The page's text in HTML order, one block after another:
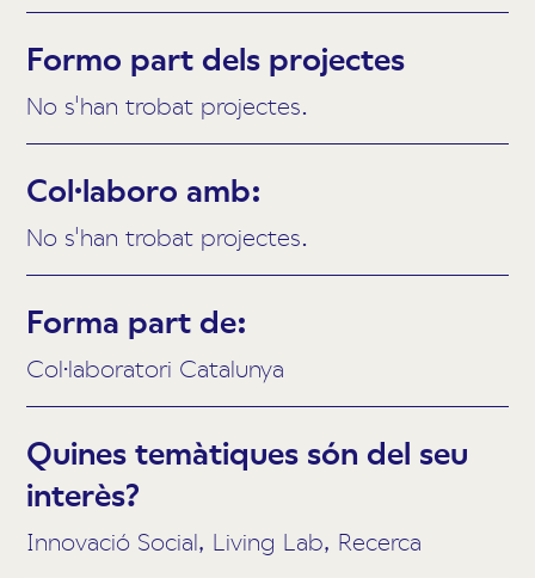
Formo part dels projectes
No s'han trobat projectes.
Col·laboro amb:
No s'han trobat projectes.
Forma part de:
Col·laboratori Catalunya
Quines temàtiques són del seu
interès?
Innovació Social, Living Lab, Recerca